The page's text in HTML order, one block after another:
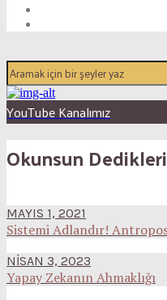
YouTube Kanalımız
Okunsun
MAYIS 1, 2021
Sistemi Adlandır!
NISAN 3, 2023
Yapay Zekanın Ahmaklığı